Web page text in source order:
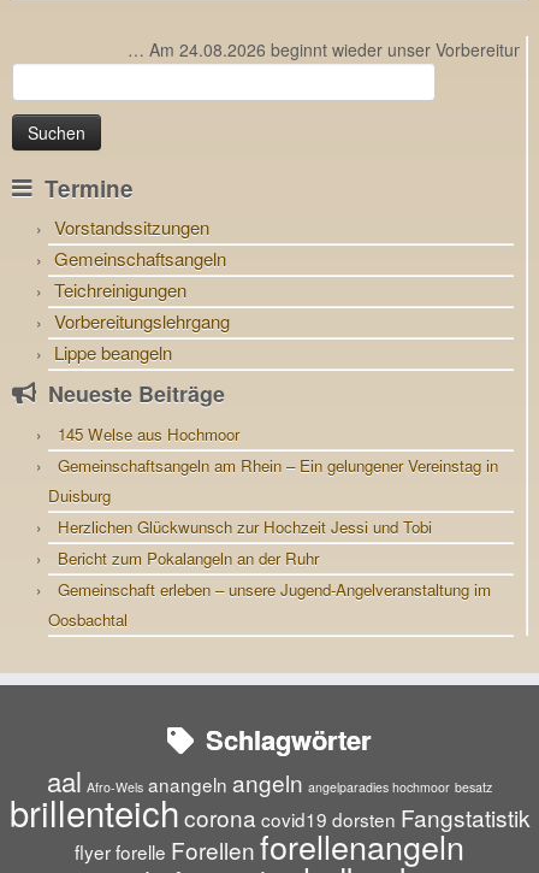
… Am 24.08.2026 beginnt wieder unser
nach:
Termine
Vorstandssitzungen
Gemeinschaftsangeln
Teichreinigungen
Vorbereitungslehrgang
Lippe beangeln
Neueste Beiträge
145 Welse aus Hochmoor
Gemeinschaftsangeln am Rhein – Ein gelungener Vereinstag in
Duisburg
Herzlichen Glückwunsch zur Hochzeit Jessi und Tobi
Bericht zum Pokalangeln an der Ruhr
Gemeinschaft erleben – unsere Jugend-Angelveranstaltung im
Oosbachtal
Schlagwörter
aal Afro-Wels anangeln angeln angelparadies hochmoor besatz
brillenteichcorona covid19 dorsten Fangstatistik
flyerforelle Forellenforellenangeln